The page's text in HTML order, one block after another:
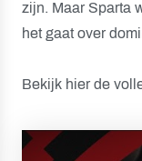
zijn. Maar Sparta
het gaat over
Bekijk hier de